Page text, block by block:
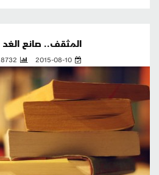
المثقف.. صانع الغد
2015-08-10
8732